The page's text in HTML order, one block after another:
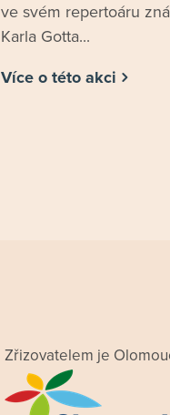
ve svém repertoáru
Karla Gotta...
Více o této akci
Zřizovatelem je